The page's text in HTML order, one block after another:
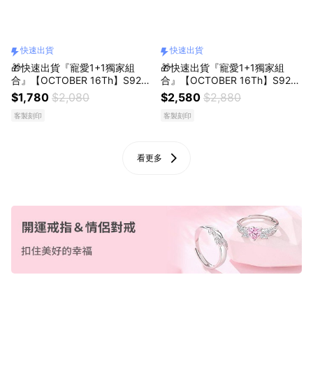
快速出貨
🎁快速出貨『寵愛1+1獨家組
合』【OCTOBER 16Th】S925
純銀天然黑曜石黑髮晶山盟海誓
情侶款手鍊＃CRY6007 開運 男
生手鍊 生日禮物 情人節禮物 客
$1,780 $2,080
客製刻印
快速出貨
🎁快速出貨『寵愛1+1獨家組
合』【OCTOBER 16Th】S925
純銀天然黑曜石綠鷹眼石鈴鐺情
侶款手鍊＃CRY6008 開運 男生
手鍊 生日禮物 情人節禮物 客製
$2,580 $2,880
客製刻印
看更多